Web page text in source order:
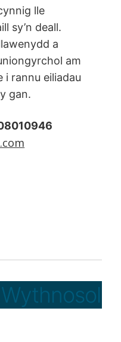
lle
sy’n deall.
a
am
i rannu eiliadau
gan.